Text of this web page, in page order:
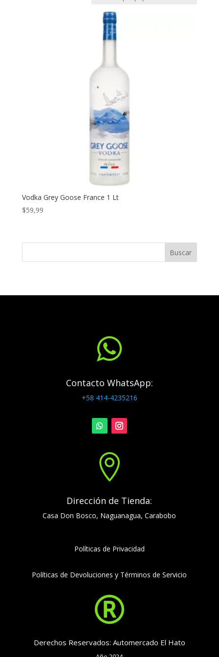
Vodka Grey Goose France 1 Lt
$59,99
Buscar

Contacto WhatsApp:
+58 414-4235216

Dirección de Tienda:
Casa Don Bosco, Naguanagua, Carabobo
Políticas de Privacidad
Políticas de Devoluciones y Términos de Servicio

Derechos Reservados: Automercado El Hato